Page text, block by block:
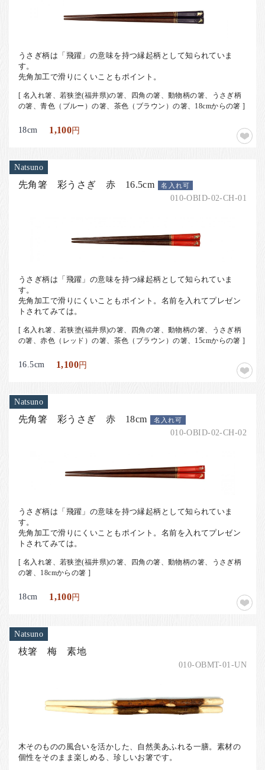
うさぎ柄は「飛躍」の意味を持つ縁起柄として知られていま
す。
先角加工で滑りにくいこともポイント。
[ 名入れ箸、若狭塗(福井県)の箸、四角の箸、動物柄の箸、うさぎ柄
の箸、青色（ブルー）の箸、茶色（ブラウン）の箸、18cmからの箸 ]
18cm 1,100円
Natsuno
先角箸 彩うさぎ 赤 16.5cm 名入れ可
010-OBID-02-CH-01
うさぎ柄は「飛躍」の意味を持つ縁起柄として知られていま
す。
先角加工で滑りにくいこともポイント。名前を入れてプレゼン
トされてみては。
[ 名入れ箸、若狭塗(福井県)の箸、四角の箸、動物柄の箸、うさぎ柄
の箸、赤色（レッド）の箸、茶色（ブラウン）の箸、15cmからの箸 ]
16.5cm 1,100円
Natsuno
先角箸 彩うさぎ 赤 18cm 名入れ可
010-OBID-02-CH-02
うさぎ柄は「飛躍」の意味を持つ縁起柄として知られていま
す。
先角加工で滑りにくいこともポイント。名前を入れてプレゼン
トされてみては。
[ 名入れ箸、若狭塗(福井県)の箸、四角の箸、動物柄の箸、うさぎ柄
の箸、18cmからの箸 ]
18cm 1,100円
Natsuno
枝箸 梅 素地
010-OBMT-01-UN
木そのものの風合いを活かした、自然美あふれる一膳。素材の
個性をそのまま楽しめる、珍しいお箸です。